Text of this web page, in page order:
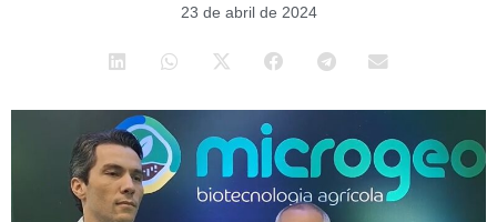
23 de abril de 2024